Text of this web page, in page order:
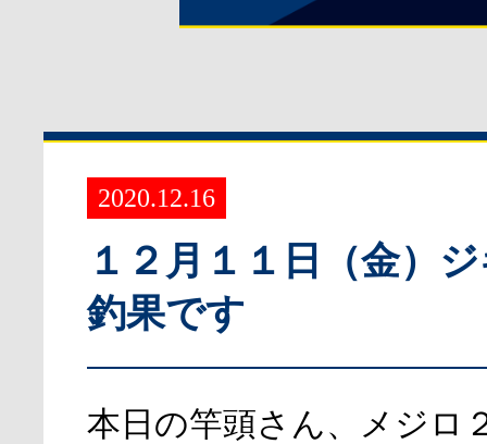
2020.12.16
１２月１１日（金）
釣果です
本日の竿頭さん、メジロ